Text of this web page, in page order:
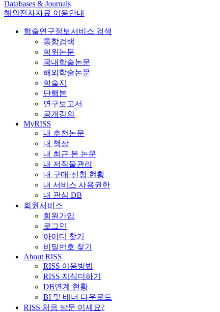
Databases & Journals
해외전자자료 이용안내
학술연구정보서비스 검색
통합검색
학위논문
국내학술논문
해외학술논문
학술지
단행본
연구보고서
공개강의
MyRISS
내 추천논문
내 책장
내 최근 본 논문
내 저작물관리
내 구매·신청 현황
내 서비스 사용권한
내 관심 DB
회원서비스
회원가입
로그인
아이디 찾기
비밀번호 찾기
About RISS
RISS 이용방법
RISS 지식더하기
DB연계 현황
BI 및 배너 다운로드
RISS 처음 방문 이세요?